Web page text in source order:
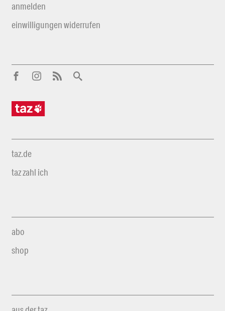
anmelden
einwilligungen widerrufen
taz.de
taz zahl ich
abo
shop